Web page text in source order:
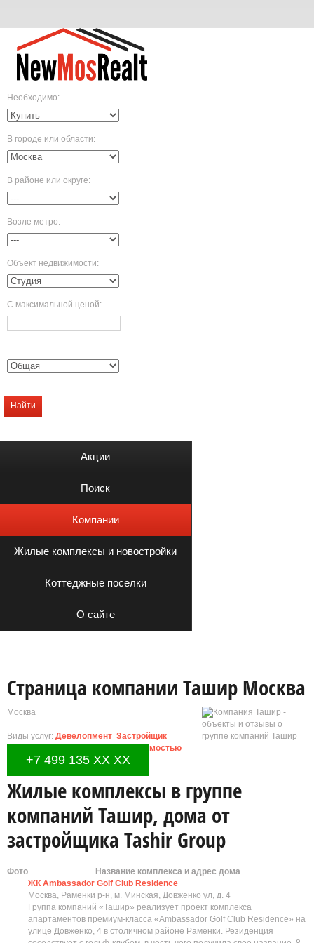
Необходимо:
В городе или области:
В районе или округе:
Возле метро:
Объект недвижимости:
С максимальной ценой:
Найти
Акции
Поиск
Компании
Жилые комплексы и новостройки
Коттеджные поселки
О сайте
Страница компании Ташир Москва
Москва
Виды услуг: Девелопмент Застройщик
Управление недвижимостью
+7 499 135 XX XX
Жилые комплексы в группе
компаний Ташир, дома от
застройщика Tashir Group
Фото
Название комплекса и адрес дома
ЖК Ambassador Golf Club Residence
Москва, Раменки р-н, м. Минская, Довженко ул, д. 4
Группа компаний «Ташир» реализует проект комплекса
апартаментов премиум-класса «Ambassador Golf Club Residence» на
улице Довженко, 4 в столичном районе Раменки. Резиденция